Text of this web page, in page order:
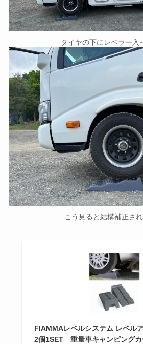
タイヤの下にレベラー入
こう見ると結構補正さ
FIAMMAレベルシステム レベル
2個1SET 重量車キャンピング